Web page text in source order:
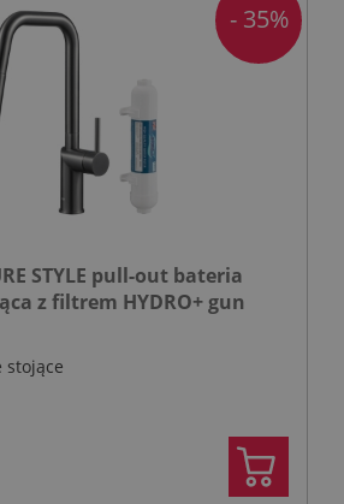
STYLE pull-out bateria
z filtrem HYDRO+ gun
stojące
- 35%